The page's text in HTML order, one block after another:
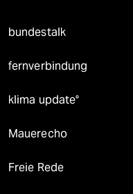
bundestalk
fernverbindung
klima update°
Mauerecho
Freie Rede